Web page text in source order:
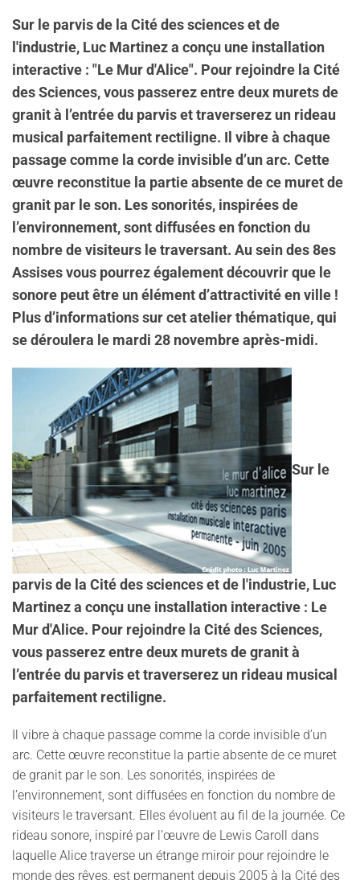
Sur le parvis de la Cité des sciences et de
l'industrie, Luc Martinez a conçu une installation
interactive : "Le Mur d'Alice". Pour rejoindre la Cité
des Sciences, vous passerez entre deux murets de
granit à l’entrée du parvis et traverserez un rideau
musical parfaitement rectiligne. Il vibre à chaque
passage comme la corde invisible d’un arc. Cette
œuvre reconstitue la partie absente de ce muret de
granit par le son. Les sonorités, inspirées de
l’environnement, sont diffusées en fonction du
nombre de visiteurs le traversant. Au sein des 8es
Assises vous pourrez également découvrir que le
sonore peut être un élément d’attractivité en ville !
Plus d’informations sur cet atelier thématique, qui
se déroulera le mardi 28 novembre après-midi.
Sur le
parvis de la Cité des sciences et de l'industrie, Luc
Martinez a conçu une installation interactive : Le
Mur d'Alice. Pour rejoindre la Cité des Sciences,
vous passerez entre deux murets de granit à
l’entrée du parvis et traverserez un rideau musical
parfaitement rectiligne.
Il vibre à chaque passage comme la corde invisible d’un
arc. Cette œuvre reconstitue la partie absente de ce muret
de granit par le son. Les sonorités, inspirées de
l’environnement, sont diffusées en fonction du nombre de
visiteurs le traversant. Elles évoluent au fil de la journée. Ce
rideau sonore, inspiré par l’œuvre de Lewis Caroll dans
laquelle Alice traverse un étrange miroir pour rejoindre le
monde des rêves, est permanent depuis 2005 à la Cité des